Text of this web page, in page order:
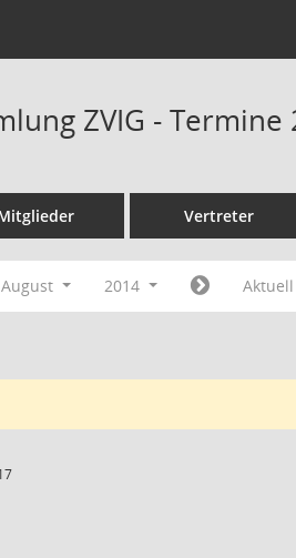
ZVIG - Termine
Vertreter
August 2014 Aktuell